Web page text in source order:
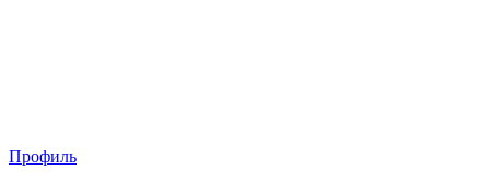
Профиль